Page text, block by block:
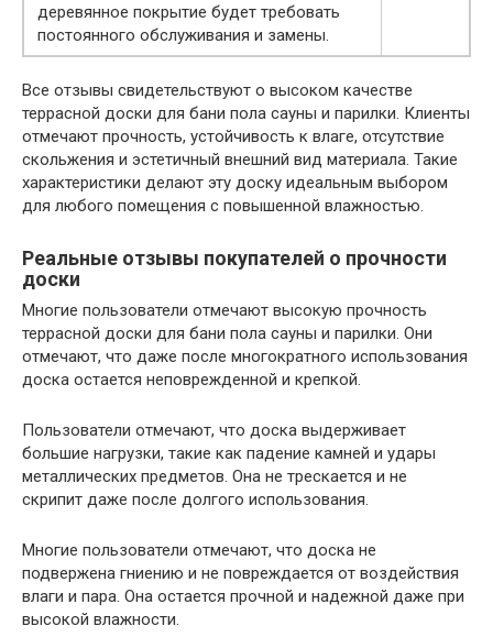
деревянное покрытие будет требовать
постоянного обслуживания и замены.
Все отзывы свидетельствуют о высоком качестве
террасной доски для бани пола сауны и парилки. Клиенты
отмечают прочность, устойчивость к влаге, отсутствие
скольжения и эстетичный внешний вид материала. Такие
характеристики делают эту доску идеальным выбором
для любого помещения с повышенной влажностью.
Реальные отзывы покупателей о прочности
доски
Многие пользователи отмечают высокую прочность
террасной доски для бани пола сауны и парилки. Они
отмечают, что даже после многократного использования
доска остается неповрежденной и крепкой.
Пользователи отмечают, что доска выдерживает
большие нагрузки, такие как падение камней и удары
металлических предметов. Она не трескается и не
скрипит даже после долгого использования.
Многие пользователи отмечают, что доска не
подвержена гниению и не повреждается от воздействия
влаги и пара. Она остается прочной и надежной даже при
высокой влажности.